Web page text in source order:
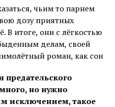
чьим то парнем
дозу приятных
В итоге, они с лёгкостью
делам, своей
роман, как сон
но нужно
исключением, такое